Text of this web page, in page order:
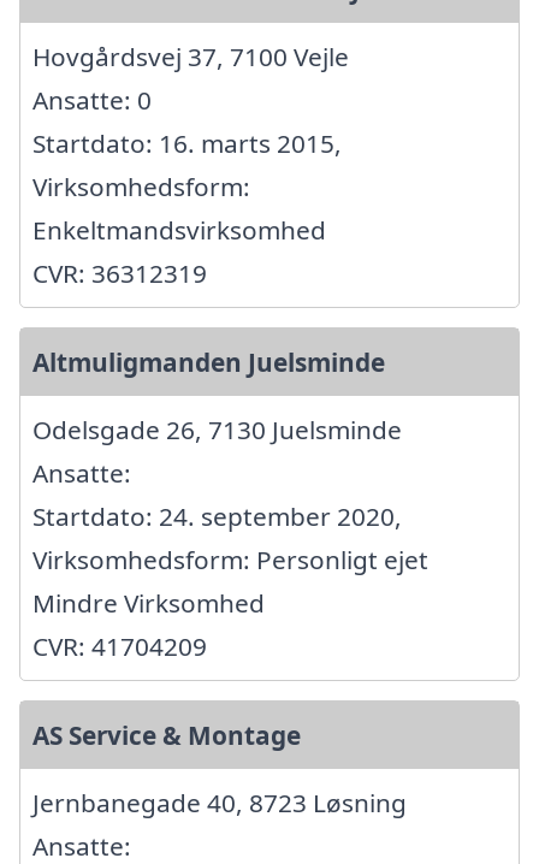
Hovgårdsvej 37, 7100 Vejle
Ansatte: 0
Startdato: 16. marts 2015,
Virksomhedsform:
Enkeltmandsvirksomhed
CVR: 36312319
Altmuligmanden Juelsminde
Odelsgade 26, 7130 Juelsminde
Ansatte:
Startdato: 24. september 2020,
Virksomhedsform: Personligt ejet
Mindre Virksomhed
CVR: 41704209
AS Service & Montage
Jernbanegade 40, 8723 Løsning
Ansatte: